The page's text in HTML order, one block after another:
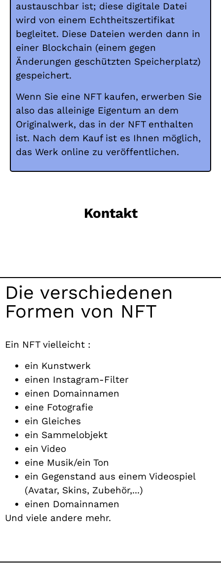
austauschbar ist; diese digitale Datei
wird von einem Echtheitszertifikat
begleitet. Diese Dateien werden dann in
einer Blockchain (einem gegen
Änderungen geschützten Speicherplatz)
gespeichert.
Wenn Sie eine NFT kaufen, erwerben Sie
also das alleinige Eigentum an dem
Originalwerk, das in der NFT enthalten
ist. Nach dem Kauf ist es Ihnen möglich,
das Werk online zu veröffentlichen.
Kontakt
Die verschiedenen
Formen von NFT
Ein NFT vielleicht :
ein Kunstwerk
einen Instagram-Filter
einen Domainnamen
eine Fotografie
ein Gleiches
ein Sammelobjekt
ein Video
eine Musik/ein Ton
ein Gegenstand aus einem Videospiel
(Avatar, Skins, Zubehör,...)
einen Domainnamen
Und viele andere mehr.